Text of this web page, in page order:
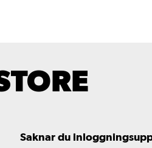
Saknar du